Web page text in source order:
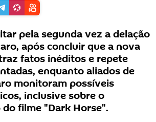
pela segunda vez a delação
após concluir que a nova
fatos inéditos e repete
enquanto aliados de
monitoram possíveis
inclusive sobre o
filme "Dark Horse".